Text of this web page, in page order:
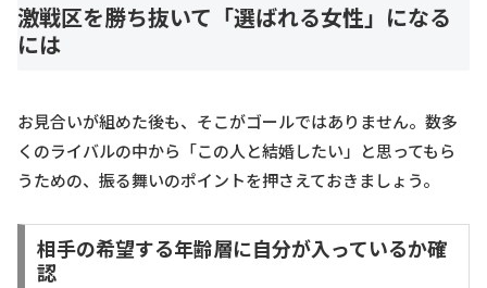
激戦区を勝ち抜いて「選ばれる女性」になる
には
お見合いが組めた後も、そこがゴールではありません。数多
くのライバルの中から「この人と結婚したい」と思ってもら
うための、振る舞いのポイントを押さえておきましょう。
相手の希望する年齢層に自分が入っているか確
認